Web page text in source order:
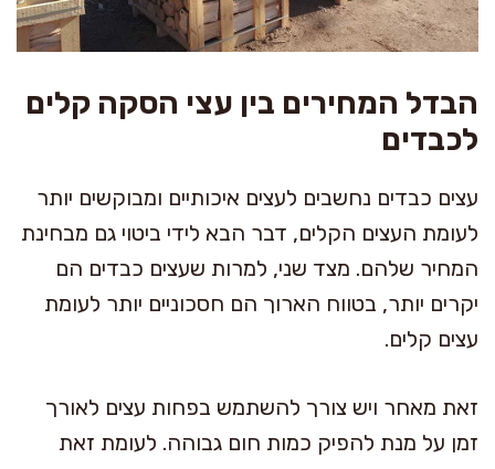
הבדל המחירים בין עצי הסקה קלים
לכבדים
עצים כבדים נחשבים לעצים איכותיים ומבוקשים יותר
לעומת העצים הקלים, דבר הבא לידי ביטוי גם מבחינת
המחיר שלהם. מצד שני, למרות שעצים כבדים הם
יקרים יותר, בטווח הארוך הם חסכוניים יותר לעומת
עצים קלים.
זאת מאחר ויש צורך להשתמש בפחות עצים לאורך
זמן על מנת להפיק כמות חום גבוהה. לעומת זאת